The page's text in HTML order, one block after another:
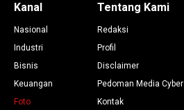
Kanal
Nasional
Industri
Bisnis
Keuangan
Foto
Tentang Kami
Redaksi
Profil
Disclaimer
Pedoman Media Cyber
Kontak